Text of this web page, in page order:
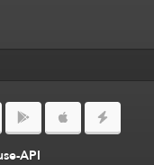
API